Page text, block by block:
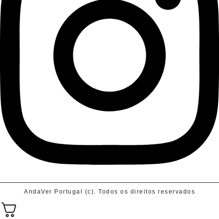
AndaVer Portugal (c). Todos os direitos reservados